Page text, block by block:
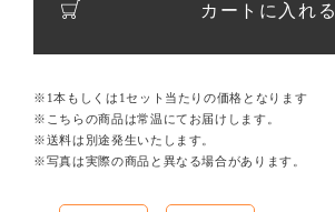
カートに入れる
※1本もしくは1セット当たりの価格となります
※こちらの商品は常温にてお届けします。
※送料は別途発生いたします。
※写真は実際の商品と異なる場合があります。